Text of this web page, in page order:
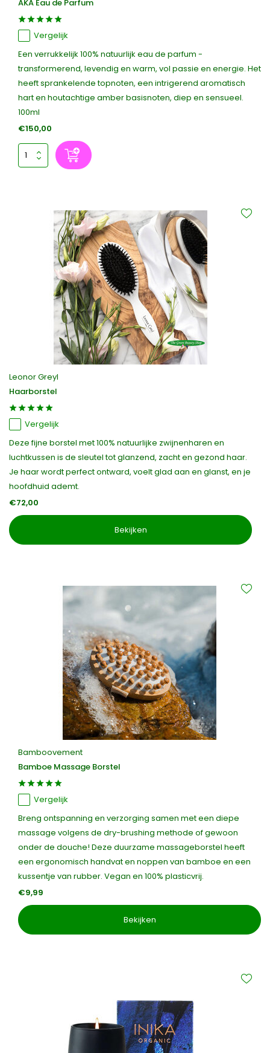
AKA Eau de Parfum
Vergelijk
Een verrukkelijk 100% natuurlijk eau de parfum -
transformerend, levendig en warm, vol passie en energie. Het
heeft sprankelende topnoten, een intrigerend aromatisch
hart en houtachtige amber basisnoten, diep en sensueel.
100ml
€150,00
Leonor Greyl
Haarborstel
Vergelijk
Deze fijne borstel met 100% natuurlijke zwijnenharen en
luchtkussen is de sleutel tot glanzend, zacht en gezond haar.
Je haar wordt perfect ontward, voelt glad aan en glanst, en je
hoofdhuid ademt.
€72,00
Bekijken
Bamboovement
Bamboe Massage Borstel
Vergelijk
Breng ontspanning en verzorging samen met een diepe
massage volgens de dry-brushing methode of gewoon
onder de douche! Deze duurzame massageborstel heeft
een ergonomisch handvat en noppen van bamboe en een
kussentje van rubber. Vegan en 100% plasticvrij.
€9,99
Bekijken